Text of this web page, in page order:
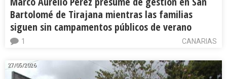
Bartolomé de Tirajana mientras las familias
siguen sin campamentos públicos de verano
CANARIAS
1
27/05/2026